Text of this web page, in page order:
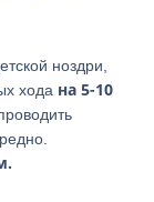
ноздри,
хода на 5-10